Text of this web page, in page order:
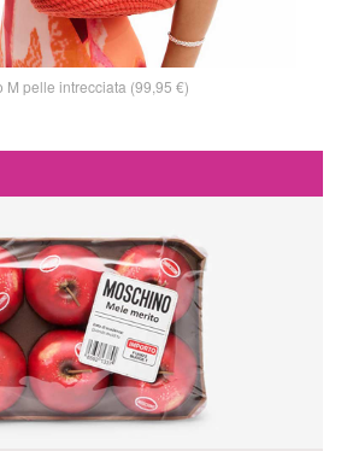
M pelle intrecciata (99,95 €)